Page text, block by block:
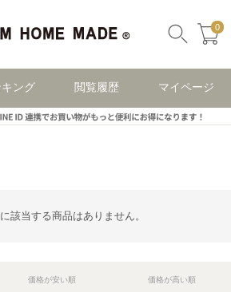
0
ング 閲覧履歴 マイページ
該当する商品はありません。
価格が安い順 価格が高い順